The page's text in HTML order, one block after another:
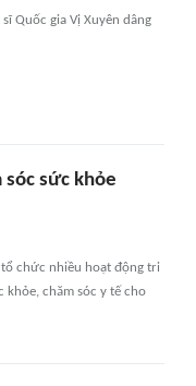
Quốc gia Vị Xuyên dâng
sóc sức khỏe
tổ chức nhiều hoạt động tri
chăm sóc y tế cho